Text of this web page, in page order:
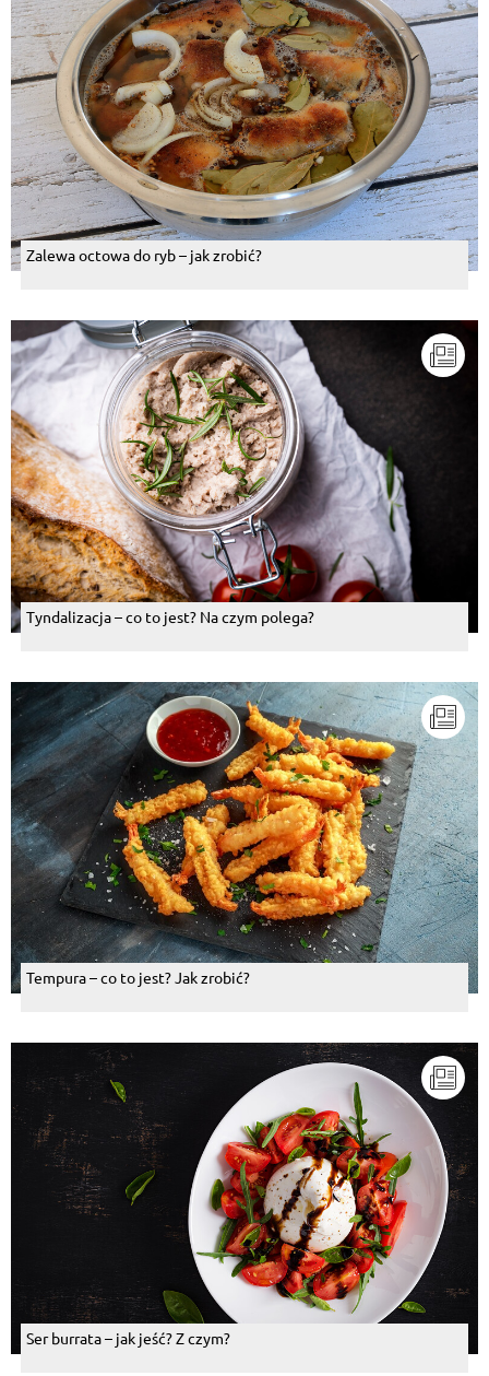
Zalewa octowa do ryb – jak zrobić?
Tyndalizacja – co to jest? Na czym polega?
Tempura – co to jest? Jak zrobić?
Ser burrata – jak jeść? Z czym?